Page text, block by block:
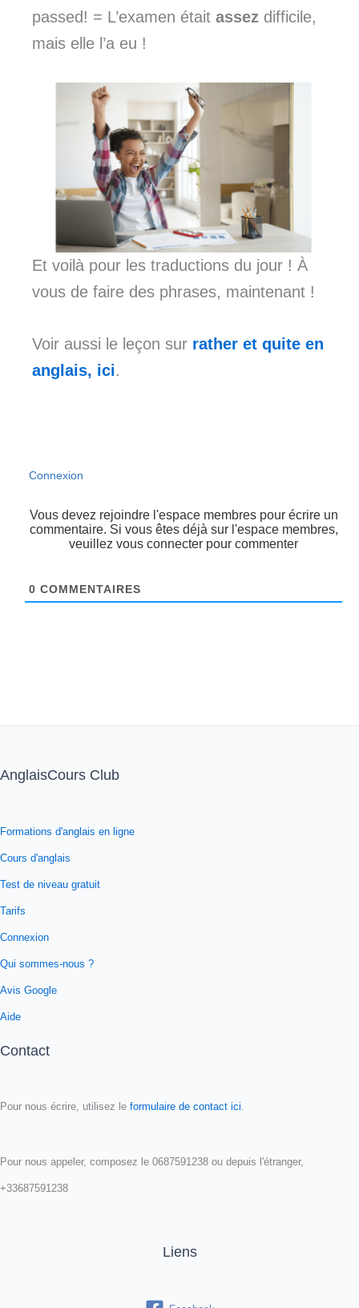
passed! = L’examen était assez difficile,
mais elle l’a eu !
Et voilà pour les traductions du jour ! À
vous de faire des phrases, maintenant !
Voir aussi le leçon sur rather et quite en
anglais, ici.
Connexion
Vous devez rejoindre l'espace membres pour écrire un
commentaire. Si vous êtes déjà sur l'espace membres,
veuillez vous connecter pour commenter
0 COMMENTAIRES
AnglaisCours Club
Formations d'anglais en ligne
Cours d'anglais
Test de niveau gratuit
Tarifs
Connexion
Qui sommes-nous ?
Avis Google
Aide
Contact
Pour nous écrire, utilisez le formulaire de contact ici.
Pour nous appeler, composez le 0687591238 ou depuis l'étranger,
+33687591238
Liens